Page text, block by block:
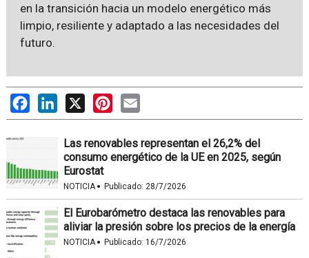
en la transición hacia un modelo energético más
limpio, resiliente y adaptado a las necesidades del
futuro.
FacebookLinkedIn
X PinterestEmail
Las renovables representan el 26,2% del
consumo energético de la UE en 2025, según
Eurostat
NOTICIA· Publicado: 28/7/2026
El Eurobarómetro destaca las renovables para
aliviar la presión sobre los precios de la energía
NOTICIA· Publicado: 16/7/2026